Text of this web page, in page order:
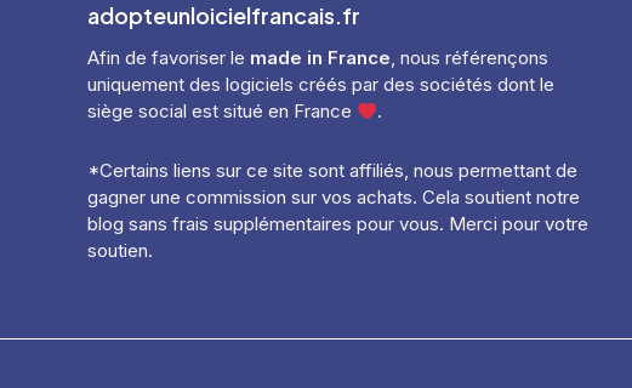
adopteunloicielfrancais.fr
Afin de favoriser le made in France, nous référençons
uniquement des logiciels créés par des sociétés dont le
siège social est situé en France
.
*Certains liens sur ce site sont affiliés, nous permettant de
gagner une commission sur vos achats. Cela soutient notre
blog sans frais supplémentaires pour vous. Merci pour votre
soutien.